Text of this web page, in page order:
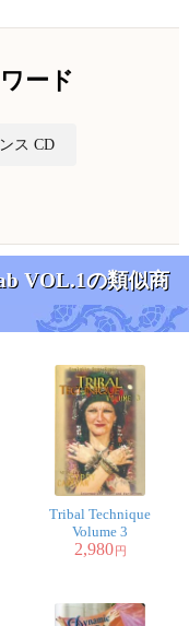
ード
ス CD
VOL.1の類似商
Tribal Technique
Volume 3
2,980円